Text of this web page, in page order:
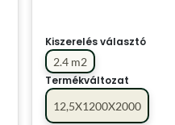
Kiszerelés választó
2.4 m2
Termékváltozat
12,5X1200X2000